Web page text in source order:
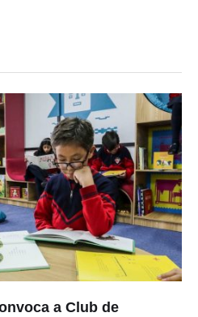
a Club de